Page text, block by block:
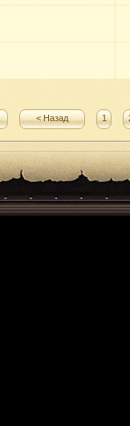
< Назад 1